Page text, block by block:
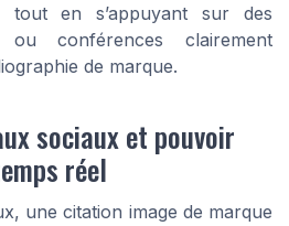
tout en s’appuyant sur des
ou conférences clairement
de marque.
sociaux et pouvoir
réel
une citation image de marque